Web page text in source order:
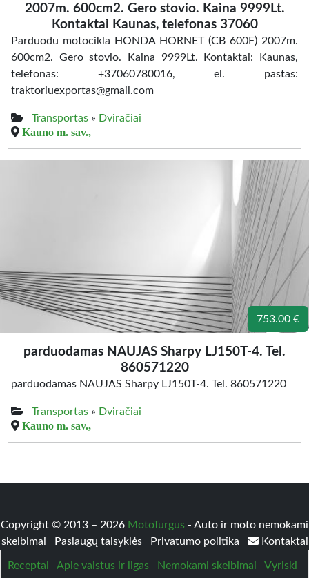
2007m. 600cm2. Gero stovio. Kaina 9999Lt.
Kontaktai Kaunas, telefonas 37060
Parduodu motocikla HONDA HORNET (CB 600F) 2007m.
600cm2. Gero stovio. Kaina 9999Lt. Kontaktai: Kaunas,
telefonas: +37060780016, el. pastas:
traktoriuexportas@gmail.com
Transportas » Dviračiai
Kauno m. sav.,
753.00 €
parduodamas NAUJAS Sharpy LJ150T-4. Tel.
860571220
parduodamas NAUJAS Sharpy LJ150T-4. Tel. 860571220
Transportas » Dviračiai
Kauno m. sav.,
Copyright © 2013 – 2026 MotoTurgus - Auto ir moto nemokami
skelbimai
Paslaugų taisyklės Privatumo politika Kontaktai
Receptai Apie vaistus ir ligas Nemokami skelbimai
Vyriski